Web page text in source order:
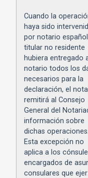
Cuando la
haya sido
por notario español
titular no residente
hubiera entregado
notario todos los
necesarios para la
declaración, el
remitirá al Consejo
General del
información sobre
dichas operaciones.
Esta excepción no
aplica a los
encargados de
consulares que